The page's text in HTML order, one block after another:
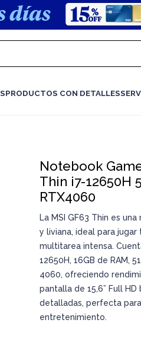
PRODUCTOS CON DETALLES
Notebook
Thin i7-12650H
RTX4060
La MSI GF63 Thin es
y liviana, ideal para
multitarea intensa.
12650H, 16GB de RAM,
4060, ofreciendo
pantalla de 15,6” Full
detalladas, perfecta
entretenimiento.